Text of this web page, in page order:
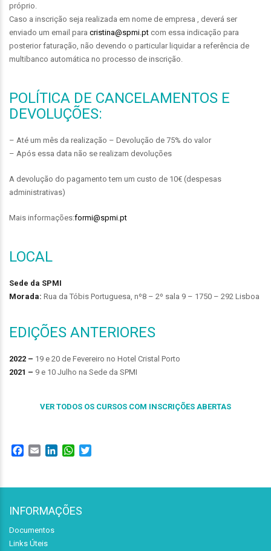
próprio.
Caso a inscrição seja realizada em nome de empresa , deverá ser
enviado um email para cristina@spmi.pt com essa indicação para
posterior faturação, não devendo o particular liquidar a referência de
multibanco automática no processo de inscrição.
POLÍTICA DE CANCELAMENTOS E
DEVOLUÇÕES:
– Até um mês da realização – Devolução de 75% do valor
– Após essa data não se realizam devoluções
A devolução do pagamento tem um custo de 10€ (despesas
administrativas)
Mais informações:formi@spmi.pt
LOCAL
Sede da SPMI
Morada: Rua da Tóbis Portuguesa, nº8 – 2º sala 9 – 1750 – 292 Lisboa
EDIÇÕES ANTERIORES
2022 – 19 e 20 de Fevereiro no Hotel Cristal Porto
2021 – 9 e 10 Julho na Sede da SPMI
VER TODOS OS CURSOS COM INSCRIÇÕES ABERTAS
Facebook
Email LinkedInWhatsApp
INFORMAÇÕES
Documentos
Links Úteis